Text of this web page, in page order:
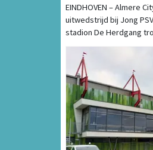
EINDHOVEN – Almere
uitwedstrijd bij Jong
stadion De Herdgang